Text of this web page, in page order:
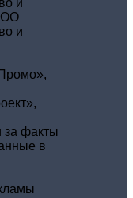
и
ОО
и
за факты
в